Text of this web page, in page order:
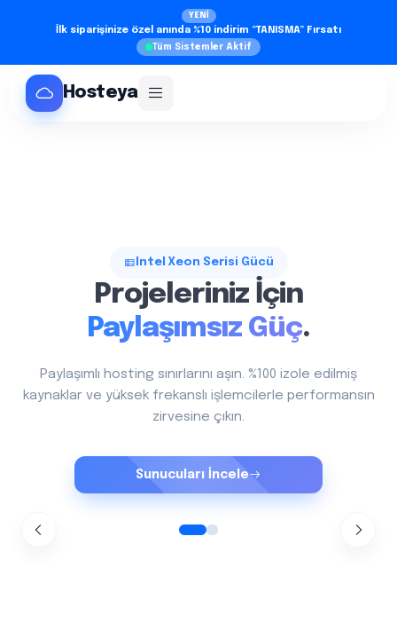
YENİ
İlk siparişinize özel anında %10 indirim “TANISMA” Fırsatı
Tüm Sistemler Aktif
Hosteya
Sunucuları İncele
Tam Kontrol
Root Erişimiİle Özgür
Olun.
Kendi işletim sisteminizi seçin, istediğiniz yazılımı kurun.
VDS sunucunuzun her parametresini ihtiyacınıza göre
özelleştirin.
Özelleştir